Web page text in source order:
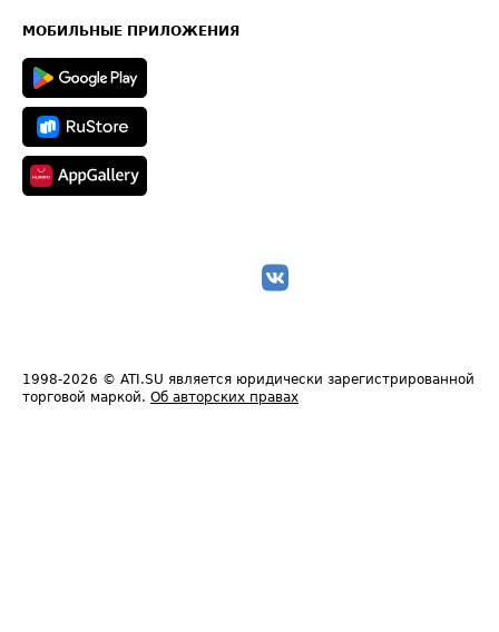
Техническая информация
МОБИЛЬНЫЕ ПРИЛОЖЕНИЯ
1998-2026 © ATI.SU является юридически зарегистрированной
торговой маркой. Об авторских правах